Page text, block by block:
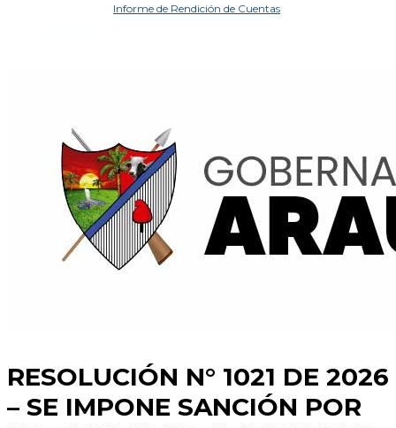
Informe de Rendición de Cuentas
RESOLUCIÓN N° 1021 DE 2026
– SE IMPONE SANCIÓN POR